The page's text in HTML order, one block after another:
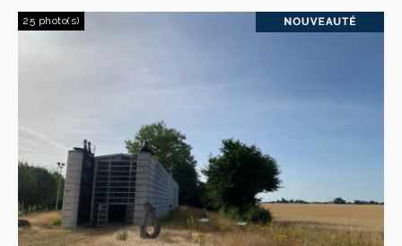
25 photo(s)